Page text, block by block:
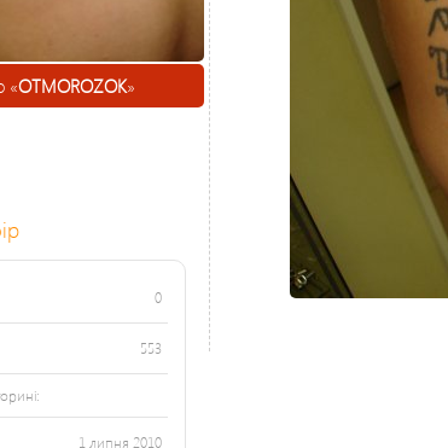
«OTMOROZOK»
0
553
1 липня 2010